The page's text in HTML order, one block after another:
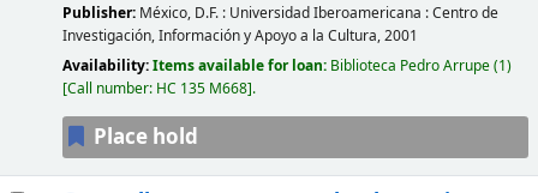
Publisher: México, D.F. : Universidad Iberoamericana :Centro de
Investigación, Información y Apoyo a la Cultura,2001
Availability:Items available for loan: Biblioteca Pedro Arrupe(1)
Call number: HC 135 M668 .
Place hold